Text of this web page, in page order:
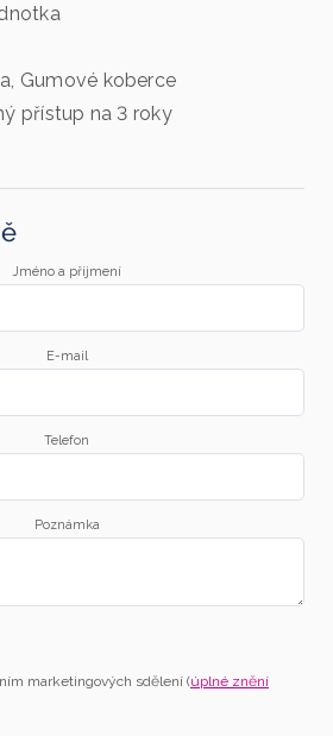
Gumové koberce
přístup na 3 roky
Jméno a příjmení
E-mail
Telefon
Poznámka
marketingových sdělení (úplné znění